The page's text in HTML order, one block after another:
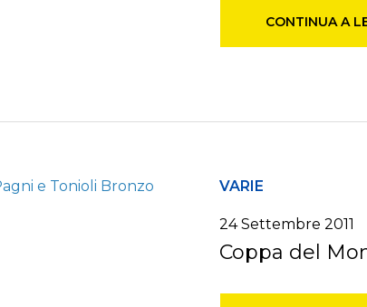
CONTINUA A
VARIE
24 Settembre 2011
Coppa del